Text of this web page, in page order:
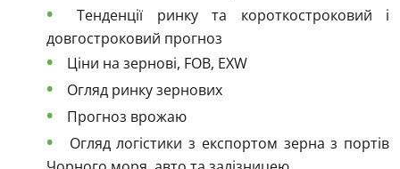
Тенденції ринку та короткостроковий і
довгостроковий прогноз
Ціни на зернові, FOB, EXW
Огляд ринку зернових
Прогноз врожаю
Огляд логістики з експортом зерна з портів